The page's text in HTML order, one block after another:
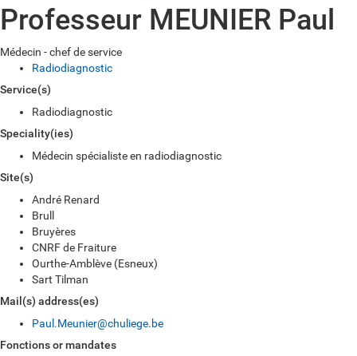
Professeur MEUNIER Paul
Médecin - chef de service
Radiodiagnostic
Service(s)
Radiodiagnostic
Speciality(ies)
Médecin spécialiste en radiodiagnostic
Site(s)
André Renard
Brull
Bruyères
CNRF de Fraiture
Ourthe-Amblève (Esneux)
Sart Tilman
Mail(s) address(es)
Paul.Meunier@chuliege.be
Fonctions or mandates